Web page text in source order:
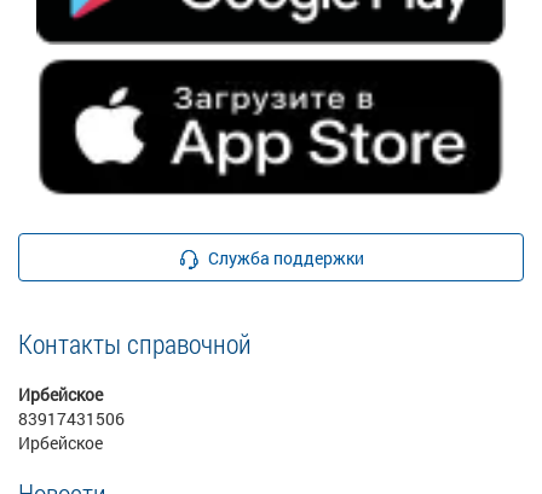
Служба поддержки
Контакты справочной
Ирбейское
83917431506
Ирбейское